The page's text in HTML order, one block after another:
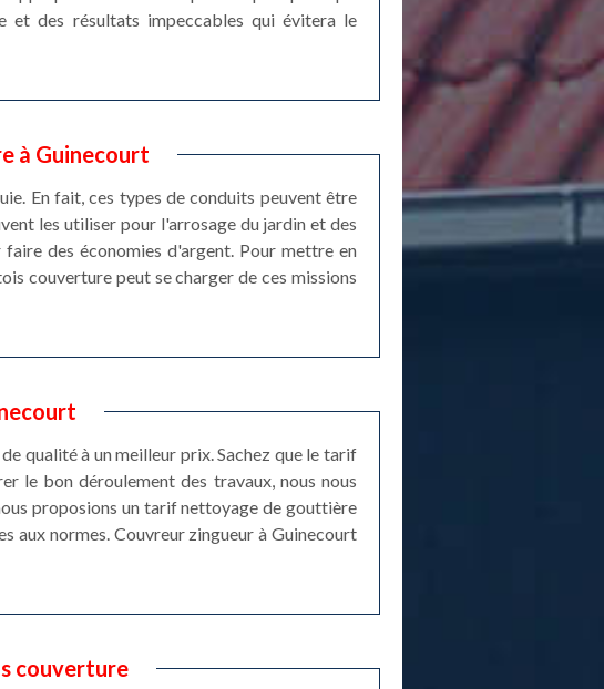
et des résultats impeccables qui évitera le
à Guinecourt
En fait, ces types de conduits peuvent être
les utiliser pour l'arrosage du jardin et des
des économies d'argent. Pour mettre en
couverture peut se charger de ces missions
qualité à un meilleur prix. Sachez que le tarif
le bon déroulement des travaux, nous nous
proposions un tarif nettoyage de gouttière
aux normes. Couvreur zingueur à Guinecourt
couverture